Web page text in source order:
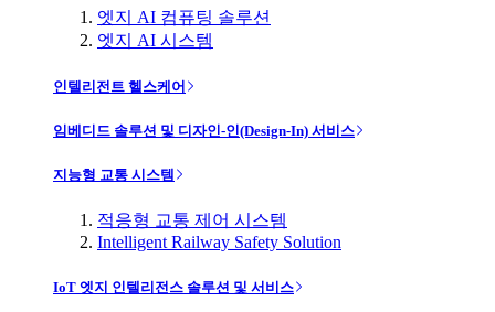
엣지 AI 컴퓨팅 솔루션
엣지 AI 시스템
인텔리전트 헬스케어
임베디드 솔루션 및 디자인-인(Design-In) 서비스
지능형 교통 시스템
적응형 교통 제어 시스템
Intelligent Railway Safety Solution
IoT 엣지 인텔리전스 솔루션 및 서비스